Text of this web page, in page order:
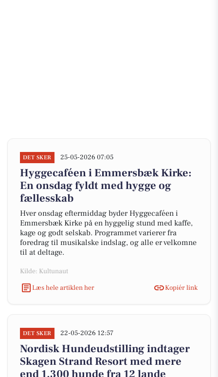
DET SKER 25-05-2026 07:05
Hyggecaféen i Emmersbæk Kirke:
En onsdag fyldt med hygge og
fællesskab
Hver onsdag eftermiddag byder Hyggecaféen i
Emmersbæk Kirke på en hyggelig stund med kaffe,
kage og godt selskab. Programmet varierer fra
foredrag til musikalske indslag, og alle er velkomne
til at deltage.
Kilde: Kultunaut
Læs hele artiklen her
Kopiér link
DET SKER 22-05-2026 12:57
Nordisk Hundeudstilling indtager
Skagen Strand Resort med mere
end 1.300 hunde fra 12 lande